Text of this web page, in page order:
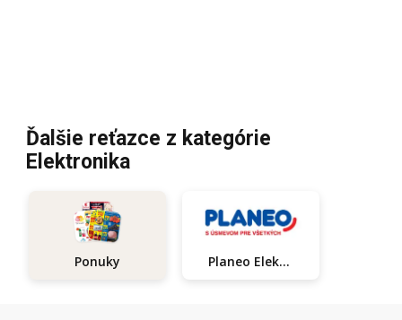
Ďalšie reťazce z kategórie
Elektronika
Ponuky Planeo Elektro